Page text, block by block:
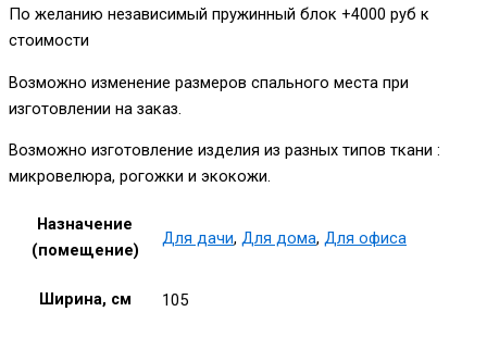
По желанию независимый пружинный блок +4000 руб к
стоимости
Возможно изменение размеров спального места при
изготовлении на заказ.
Возможно изготовление изделия из разных типов ткани :
микровелюра, рогожки и экокожи.
Назначение
(помещение)
Для дачи, Для дома, Для офиса
Ширина, см 105